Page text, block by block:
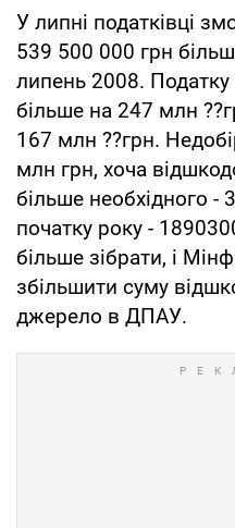
У липні податківці
539 500 000 грн
липень 2008.
більше на 247 млн
167 млн ??грн.
млн грн, хоча
більше необхідного -
початку року -
більше зібрати, і
збільшити суму
джерело в ДПАУ.